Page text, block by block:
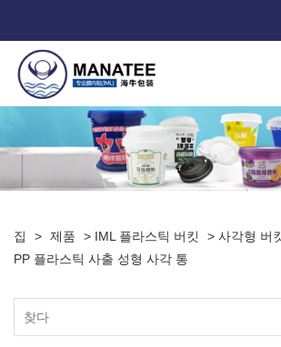
집 > 제품 > IML 플라스틱 버킷 > 사각형 버
PP 플라스틱 사출 성형 사각 통